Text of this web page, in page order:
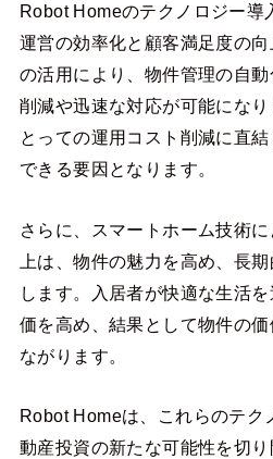
Robot Homeのテクノロジー導
運営の効率化と顧客満足度の
の活用により、物件管理の自
削減や迅速な対応が可能にな
とっての運用コスト削減に直
できる要因となります。
さらに、スマートホーム技術
上は、物件の魅力を高め、長
します。入居者が快適な生活
価を高め、結果として物件の
ながります。
Robot Homeは、これらのテク
動産投資の新たな可能性を切